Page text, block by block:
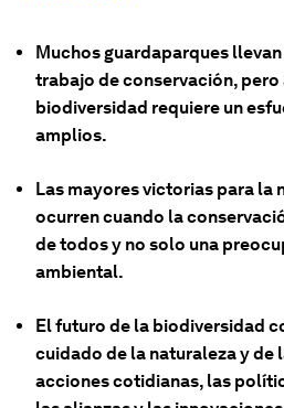
Muchos guardaparques
trabajo de conservación, pero
biodiversidad requiere un
amplios.
Las mayores victorias para la
ocurren cuando la
de todos y no solo una
ambiental.
El futuro de la biodiversidad
cuidado de la naturaleza y de
acciones cotidianas, las